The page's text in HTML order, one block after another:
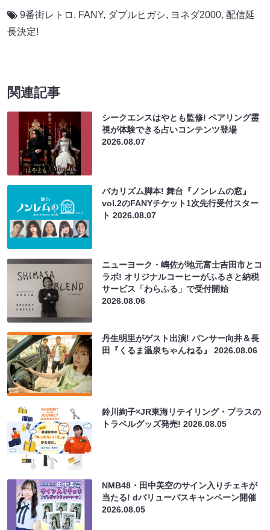
9番街レトロ , FANY, ダブルヒガシ, ヨネダ2000, 配信延
長決定!
関連記事
シークエンスはやとも監修! ペアリング霊
視が体験できる占いコンテンツ登場
2026.08.07
バカリズム脚本! 舞台『ノンレムの窓』
vol.2のFANYチケット1次先行受付スター
ト2026.08.07
ニューヨーク・嶋佐が地元富士吉田市とコ
ラボ! オリジナルコーヒーがふるさと納税
サービス「わらふる」で受付開始
2026.08.06
丹生明里がゲスト出演! パンサー向井＆長
田『くるま温泉ちゃんねる』2026.08.06
鈴川絢子×JR東海リテイリング・プラスの
トラベルグッズ発売!2026.08.05
NMB48・田中美空のサイン入りチェキが
当たる! dバリューパスキャンペーン開催
2026.08.05